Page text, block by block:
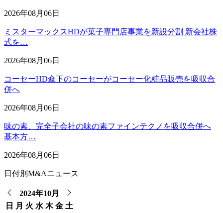
2026年08月06日
ミスターマックスHDが菓子専門店事業を新設分割 新会社株
式を…
2026年08月06日
コーセーHD傘下のコーセーがコーセー化粧品販売を吸収合
併へ
2026年08月06日
味の素、完全子会社の味の素ファインテクノを吸収合併へ
基本方…
2026年08月06日
日付別M&Aニュース
2024年10月
日
月 火 水 木 金 土